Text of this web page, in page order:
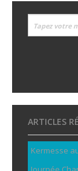
ARTICLES
Kermesse